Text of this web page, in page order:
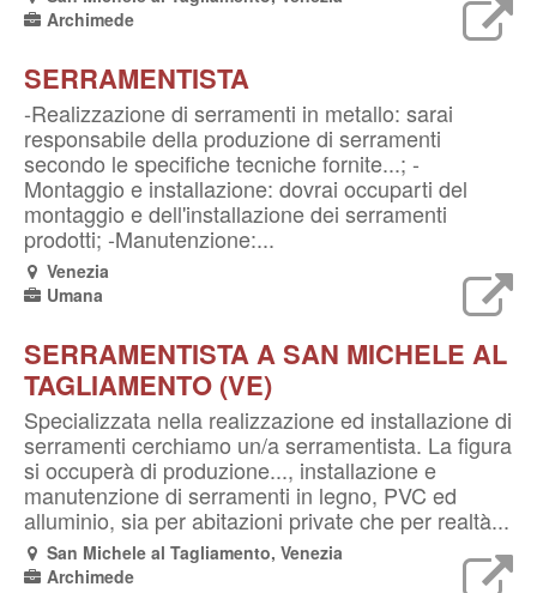
Archimede
SERRAMENTISTA
-Realizzazione di serramenti in metallo: sarai
responsabile della produzione di serramenti
secondo le specifiche tecniche fornite...; -
Montaggio e installazione: dovrai occuparti del
montaggio e dell'installazione dei serramenti
prodotti; -Manutenzione:...
Venezia
Umana
SERRAMENTISTA A SAN MICHELE AL
TAGLIAMENTO (VE)
Specializzata nella realizzazione ed installazione di
serramenti cerchiamo un/a serramentista. La figura
si occuperà di produzione..., installazione e
manutenzione di serramenti in legno, PVC ed
alluminio, sia per abitazioni private che per realtà...
San Michele al Tagliamento, Venezia
Archimede